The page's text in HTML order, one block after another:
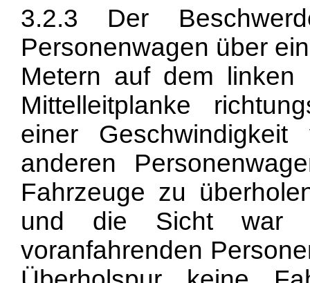
3.2.3 Der
Personenwagen über
Metern auf dem linken
Mittelleitplanke
einer
anderen
Fahrzeuge zu
und die Sicht war
voranfahrenden